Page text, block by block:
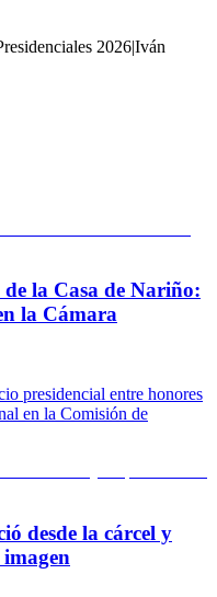
2026|Iván
la Casa de Nariño:
la Cámara
presidencial entre honores
en la Comisión de
desde la cárcel y